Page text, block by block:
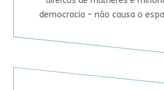
democracia – não causa o